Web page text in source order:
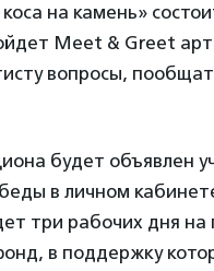
на камень»
Meet & Greet
вопросы,
будет объявлен
в личном
три рабочих дня
в поддержку